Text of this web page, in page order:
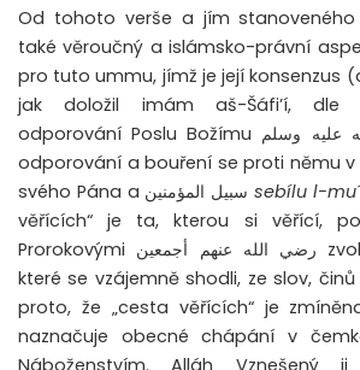
Od tohoto verše a jím
také věroučný a islámsko-právní
jak doložil imám aš-Šáfi’í, dle
odporování Poslu Božímu صلى الله عليه وسلم spočívá v
odporování a bouření se proti němu
svého Pána a سبيل المؤمنين sebílu l-
věřících“ je ta, kterou si věřící,
Prorokovými رضي الله عنهم أجمعين zvolili následovat, na
které se vzájemně shodli, ze slov,
proto, že „cesta věřících“ je
naznačuje obecné chápání v